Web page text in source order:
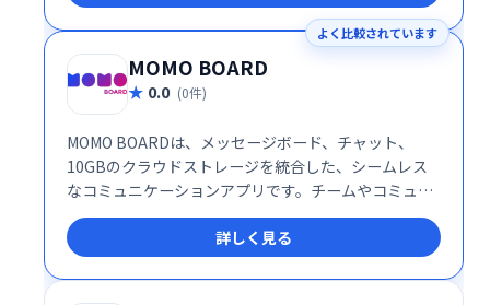
よく比較されています
MOMO BOARD
0.0 (0件)
MOMO BOARDは、メッセージボード、チャット、
10GBのクラウドストレージを統合した、シームレス
なコミュニケーションアプリです。チームやコミュニ
ティの円滑な情報共有とコラボレーションを実現しま
す。メッセージのやり取り、ファイルの共有、共同作
業を一つのアプリで効率的に行い、生産性向上に貢献
します。人々を繋ぎ、より効果的な協働を促進する、
詳しく見る